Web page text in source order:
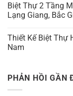
Biệt Thự 2 Tầng
Lạng Giang, Bắc
Thiết Kế Biệt Thự
Nam
PHẢN HỒI GẦN